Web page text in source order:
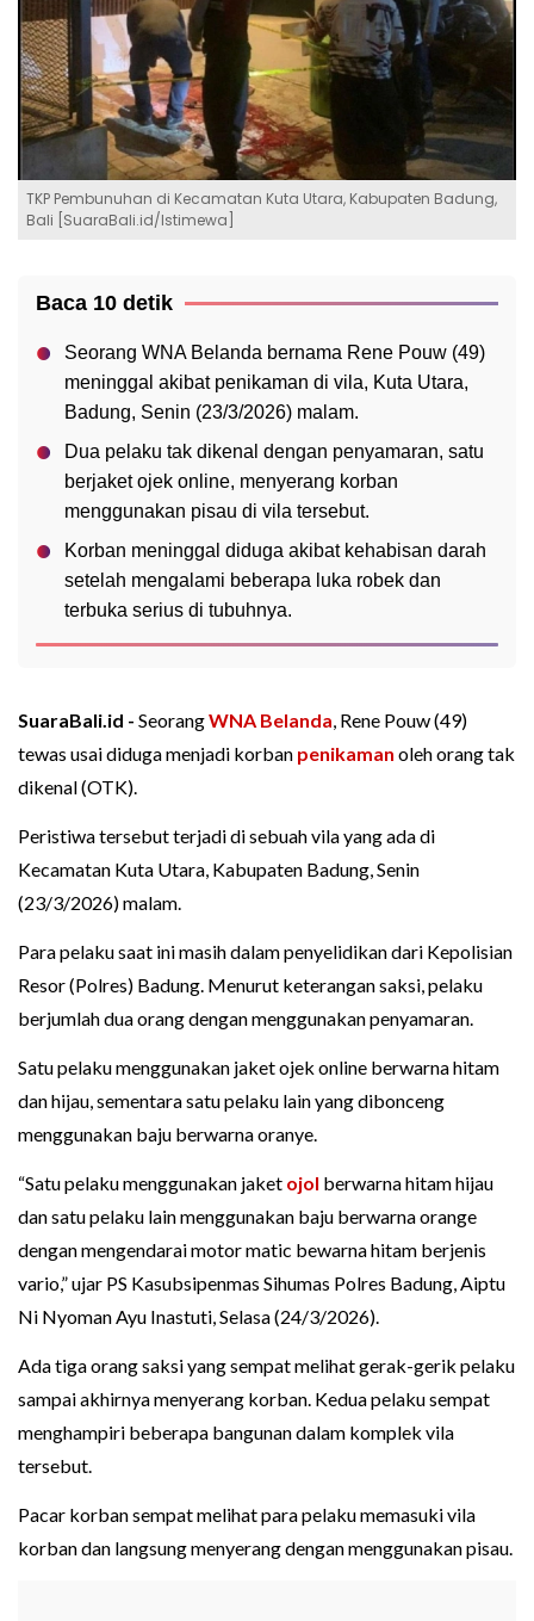
TKP Pembunuhan di Kecamatan Kuta Utara, Kabupaten Badung,
Bali [SuaraBali.id/Istimewa]
Baca 10 detik
Seorang WNA Belanda bernama Rene Pouw (49)
meninggal akibat penikaman di vila, Kuta Utara,
Badung, Senin (23/3/2026) malam.
Dua pelaku tak dikenal dengan penyamaran, satu
berjaket ojek online, menyerang korban
menggunakan pisau di vila tersebut.
Korban meninggal diduga akibat kehabisan darah
setelah mengalami beberapa luka robek dan
terbuka serius di tubuhnya.
SuaraBali.id - SeorangWNA Belanda, Rene Pouw (49)
tewas usai diduga menjadi korban penikaman oleh orang tak
dikenal (OTK).
Peristiwa tersebut terjadi di sebuah vila yang ada di
Kecamatan Kuta Utara, Kabupaten Badung, Senin
(23/3/2026) malam.
Para pelaku saat ini masih dalam penyelidikan dari Kepolisian
Resor (Polres) Badung. Menurut keterangan saksi, pelaku
berjumlah dua orang dengan menggunakan penyamaran.
Satu pelaku menggunakan jaket ojek online berwarna hitam
dan hijau, sementara satu pelaku lain yang dibonceng
menggunakan baju berwarna oranye.
“Satu pelaku menggunakan jaket ojol berwarna hitam hijau
dan satu pelaku lain menggunakan baju berwarna orange
dengan mengendarai motor matic bewarna hitam berjenis
vario,” ujar PS Kasubsipenmas Sihumas Polres Badung, Aiptu
Ni Nyoman Ayu Inastuti, Selasa (24/3/2026).
Ada tiga orang saksi yang sempat melihat gerak-gerik pelaku
sampai akhirnya menyerang korban. Kedua pelaku sempat
menghampiri beberapa bangunan dalam komplek vila
tersebut.
Pacar korban sempat melihat para pelaku memasuki vila
korban dan langsung menyerang dengan menggunakan pisau.